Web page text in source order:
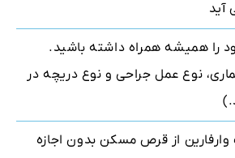
آید
را همیشه همراه داشته باشید.
نوع عمل جراحی و نوع دریچه در
از قرص مسکن بدون اجازه